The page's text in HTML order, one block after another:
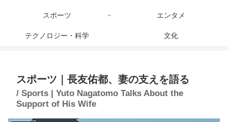
スポーツ エンタメ
テクノロジー・科学 文化
スポーツ｜長友佑都、妻の支えを語る
/ Sports | Yuto Nagatomo Talks About the
Support of His Wife